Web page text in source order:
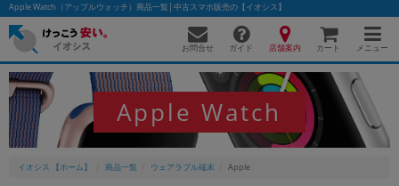
Apple Watch（アップルウォッチ）商品一覧│中古スマホ販売の【イオシス】
お問合せ ガイド 店舗案内 カート メニュー
Apple Watch
イオシス 【ホーム】 商品一覧 ウェアラブル端末 Apple
かんたんパソコン検索に切り替える